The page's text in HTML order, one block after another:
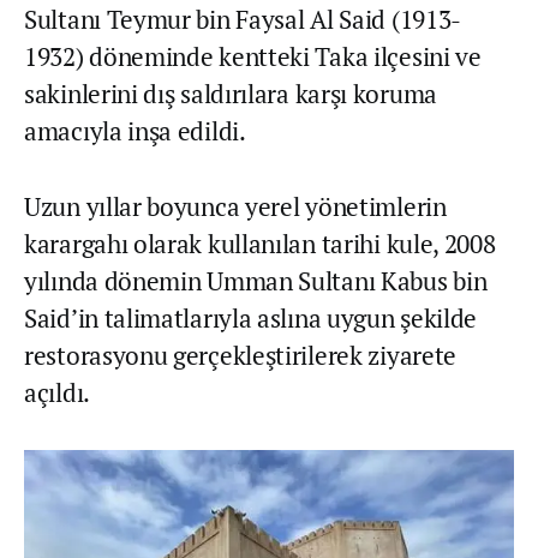
Sultanı Teymur bin Faysal Al Said (1913-
1932) döneminde kentteki Taka ilçesini ve
sakinlerini dış saldırılara karşı koruma
amacıyla inşa edildi.
Uzun yıllar boyunca yerel yönetimlerin
karargahı olarak kullanılan tarihi kule, 2008
yılında dönemin Umman Sultanı Kabus bin
Said’in talimatlarıyla aslına uygun şekilde
restorasyonu gerçekleştirilerek ziyarete
açıldı.